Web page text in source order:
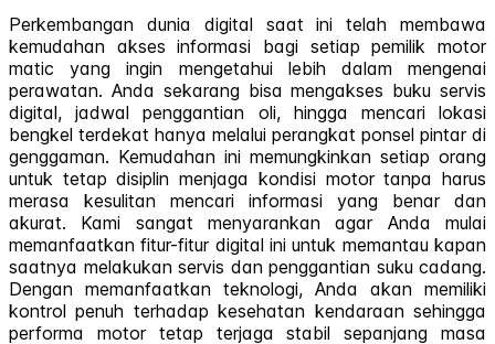
Perkembangan dunia digital saat ini telah membawa
kemudahan akses informasi bagi setiap pemilik motor
matic yang ingin mengetahui lebih dalam mengenai
perawatan. Anda sekarang bisa mengakses buku servis
digital, jadwal penggantian oli, hingga mencari lokasi
bengkel terdekat hanya melalui perangkat ponsel pintar di
genggaman. Kemudahan ini memungkinkan setiap orang
untuk tetap disiplin menjaga kondisi motor tanpa harus
merasa kesulitan mencari informasi yang benar dan
akurat. Kami sangat menyarankan agar Anda mulai
memanfaatkan fitur-fitur digital ini untuk memantau kapan
saatnya melakukan servis dan penggantian suku cadang.
Dengan memanfaatkan teknologi, Anda akan memiliki
kontrol penuh terhadap kesehatan kendaraan sehingga
performa motor tetap terjaga stabil sepanjang masa